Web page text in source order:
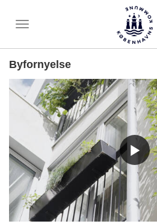
Toggle
Byfornyelse